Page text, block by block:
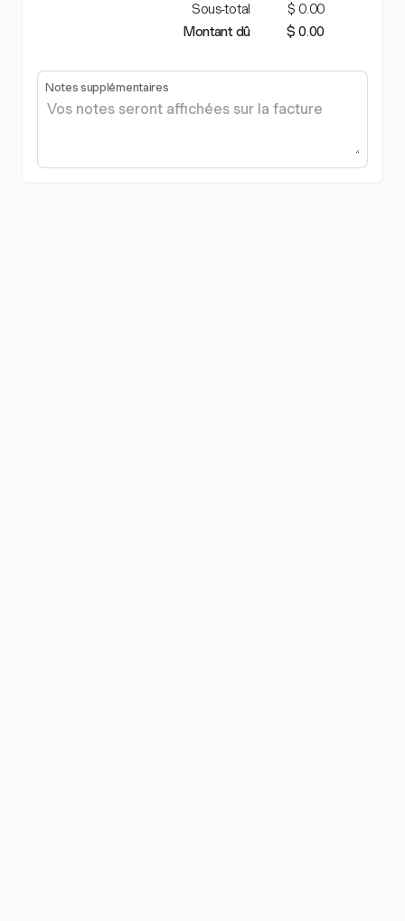
Sous-total
$ 0.00
Montant dû
$ 0.00
Notes supplémentaires